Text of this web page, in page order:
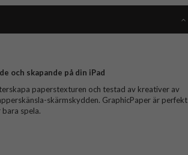
och skapande på din iPad
paperstexturen och testad av kreativer av
skärmskydden. GraphicPaper är perfekt
spela.